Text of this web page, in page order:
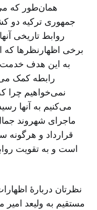
همان‌طور که
جمهوری ترکیه دو
روابط تاریخی
برخی اظهارنظرها که
به این هدف خدمت
رابطه کمک
نمی‌خواهیم چرا
می‌کنیم به آنها
ماجرای شهروند
قرارداد و هرگونه
است و به تقویت
مستقیم به ولیعد